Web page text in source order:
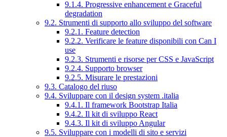
9.1.4. Progressive enhancement e Graceful
degradation
9.2. Strumenti di supporto allo sviluppo del software
9.2.1. Feature detection
9.2.2. Verificare le feature disponibili con Can I
use
9.2.3. Strumenti e risorse per CSS e JavaScript
9.2.4. Supporto browser
9.2.5. Misurare le prestazioni
9.3. Catalogo del riuso
9.4. Sviluppare con il design system .italia
9.4.1. Il framework Bootstrap Italia
9.4.2. Il kit di sviluppo React
9.4.3. Il kit di sviluppo Angular
9.5. Sviluppare con i modelli di sito e servizi